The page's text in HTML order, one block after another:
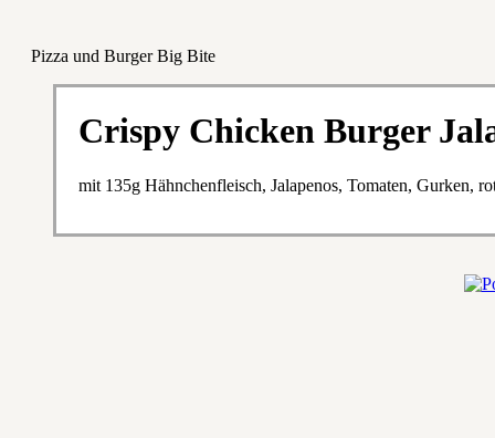
Pizza und Burger Big Bite
Crispy Chicken Burger
mit 135g Hähnchenfleisch, Jalapenos, Tomaten, Gurken,